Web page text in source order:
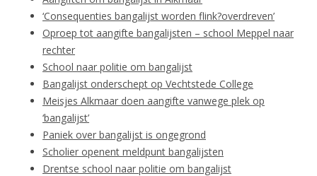
‘Consequenties bangalijst worden flink?overdreven’
Oproep tot aangifte bangalijsten – school Meppel naar
rechter
School naar politie om bangalijst
Bangalijst onderschept op Vechtstede College
Meisjes Alkmaar doen aangifte vanwege plek op
‘bangalijst’
Paniek over bangalijst is ongegrond
Scholier openent meldpunt bangalijsten
Drentse school naar politie om bangalijst